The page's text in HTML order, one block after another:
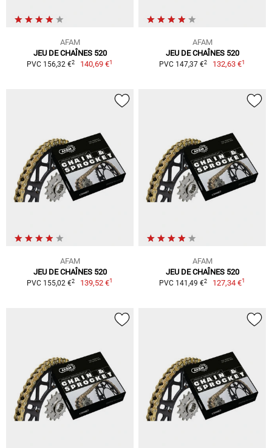
AFAM
JEU DE CHAÎNES 520
PVC 156,32 €2 140,69 €1
AFAM
JEU DE CHAÎNES 520
PVC 147,37 €2 132,63 €1
AFAM
JEU DE CHAÎNES 520
PVC 155,02 €2 139,52 €1
AFAM
JEU DE CHAÎNES 520
PVC 141,49 €2 127,34 €1